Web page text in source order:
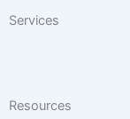
Services
Resources